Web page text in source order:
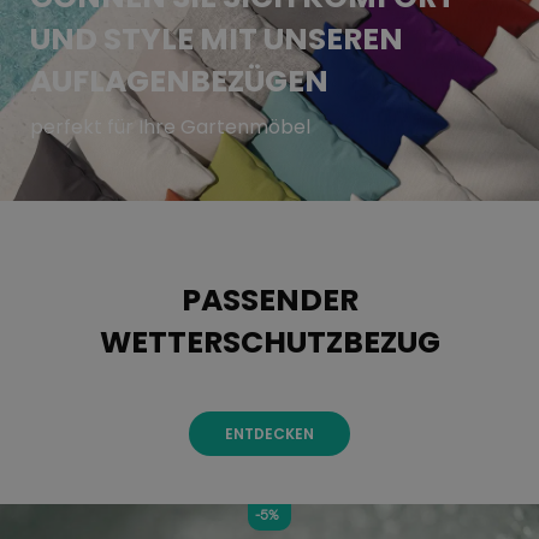
UND STYLE MIT UNSEREN
AUFLAGENBEZÜGEN
perfekt für Ihre Gartenmöbel
PASSENDER
WETTERSCHUTZBEZUG
ENTDECKEN
-5%